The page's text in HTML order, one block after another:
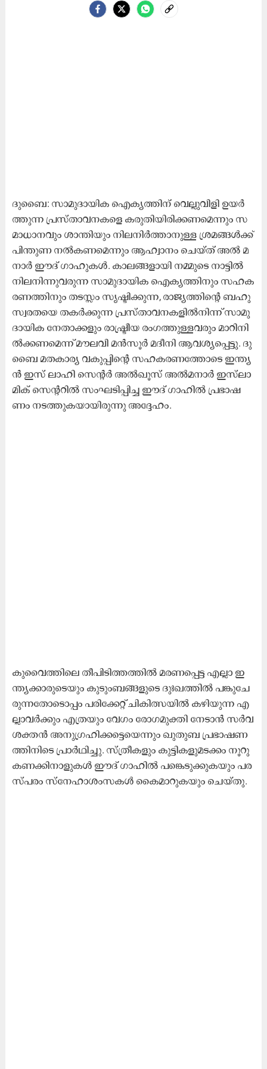
ദു​ബൈ: സാ​മു​ദാ​യി​ക ഐ​ക്യ​ത്തി​ന്​ വെ​ല്ലു​വി​ളി ഉ​യ​ർ​
ത്തു​ന്ന പ്ര​സ്താ​വ​ന​ക​ളെ ക​രു​തി​യി​രി​ക്ക​ണ​മെ​ന്നും സ​
മാ​ധാ​ന​വും ശാ​ന്തി​യും നി​ല​നി​ർ​ത്താ​നു​ള്ള ശ്ര​മ​ങ്ങ​ൾ​ക്ക്​
പി​ന്തു​ണ ന​ൽ​ക​ണ​മെ​ന്നും ആ​ഹ്വാ​നം ചെ​യ്ത്​ അ​ൽ മ​
നാ​ർ ഈ​ദ്​ ഗാ​ഹു​ക​ൾ. കാ​ല​ങ്ങ​ളാ​യി ന​മ്മു​ടെ നാ​ട്ടി​ല്‍
നി​ല​നി​ന്നു​വ​രു​ന്ന സാ​മു​ദാ​യി​ക ഐ​ക്യ​ത്തി​നും സ​ഹ​ക​
ര​ണ​ത്തി​നും ത​ട​സ്സം സൃ​ഷ്ടി​ക്കു​ന്ന, രാ​ജ്യ​ത്തി​ന്‍റെ ബ​ഹു​
സ്വ​ര​ത​യെ ത​ക​ര്‍ക്കു​ന്ന പ്ര​സ്താ​വ​ന​ക​ളി​ല്‍നി​ന്ന് സാ​മു​
ദാ​യി​ക നേ​താ​ക്ക​ളും രാ​ഷ്ട്രീ​യ രം​ഗ​ത്തു​ള്ള​വ​രും മാ​റി​നി​
ല്‍ക്ക​ണ​മെ​ന്ന്​ മൗ​ല​വി മ​ന്‍സൂ​ര്‍ മ​ദീ​നി ആ​വ​ശ്യ​പ്പെ​ട്ടു. ദു​
ബൈ മ​ത​കാ​ര്യ വ​കു​പ്പി​ന്‍റെ സ​ഹ​ക​ര​ണ​ത്തോ​ടെ ഇ​ന്ത്യ​
ന്‍ ഇ​സ് ലാ​ഹി സെ​ന്‍റ​ര്‍ അ​ല്‍ഖൂ​സ് അ​ല്‍മ​നാ​ര്‍ ഇ​സ്‍ലാ​
മി​ക് സെ​ന്‍റ​റി​ല്‍ സം​ഘ​ടി​പ്പി​ച്ച ഈ​ദ് ഗാ​ഹി​ൽ പ്ര​ഭാ​ഷ​
ണം ന​ട​ത്തു​ക​യാ​യി​രു​ന്നു അ​ദ്ദേ​ഹം.
കു​വൈ​ത്തി​ലെ തീ​പി​ടി​ത്ത​ത്തി​ല്‍ മ​ര​ണ​പ്പെ​ട്ട എ​ല്ലാ ഇ​
ന്ത്യ​ക്കാ​രു​ടെ​യും കു​ടും​ബ​ങ്ങ​ളു​ടെ ദുഃ​ഖ​ത്തി​ല്‍ പ​ങ്കു​ചേ​
രു​ന്ന​തോ​ടൊ​പ്പം പ​രി​ക്കേ​റ്റ് ചി​കി​ത്സ​യി​ല്‍ ക​ഴി​യു​ന്ന എ​
ല്ലാ​വ​ര്‍ക്കും എ​ത്ര​യും വേ​ഗം രോ​ഗ​മു​ക്തി നേ​ടാ​ന്‍ സ​ര്‍വ​
ശ​ക്ത​ന്‍ അ​നു​ഗ്ര​ഹി​ക്ക​ട്ടെ​യെ​ന്നും ഖു​തു​ബ പ്ര​ഭാ​ഷ​ണ​
ത്തി​നി​ടെ പ്രാ​ർ​ഥി​ച്ചു. സ്ത്രീ​ക​ളും കു​ട്ടി​ക​ളു​മ​ട​ക്കം നൂ​റു​
ക​ണ​ക്കി​നാ​ളു​ക​ള്‍ ഈ​ദ് ഗാ​ഹി​ല്‍ പ​ങ്കെ​ടു​ക്കു​ക​യും പ​ര​
സ്പ​രം സ്നേ​ഹാ​ശം​സ​ക​ള്‍ കൈ​മാ​റു​ക​യും ചെ​യ്തു.